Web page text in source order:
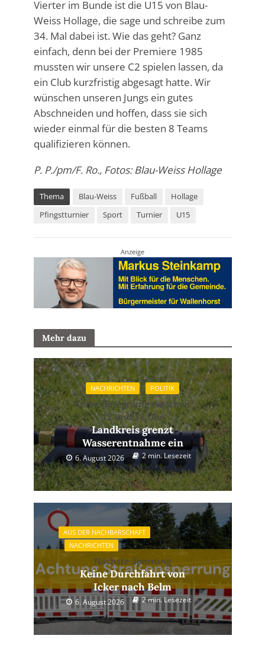
Vierter im Bunde ist die U15 von Blau-
Weiss Hollage, die sage und schreibe zum
34. Mal dabei ist. Wie das geht? Ganz
einfach, denn bei der Premiere 1985
mussten wir unsere C2 spielen lassen, da
ein Club kurzfristig abgesagt hatte. Wir
wünschen unseren Jungs ein gutes
Abschneiden und hoffen, dass sie sich
wieder einmal für die besten 8 Teams
qualifizieren können.
P. P./pm/F. Ro., Fotos: Blau-Weiss Hollage
Thema Blau-Weiss Fußball
Hollage
Pfingstturnier
Sport Turnier U15
Anzeige
Mehr dazu
NACHRICHTEN POLITIK
Keine Beregnung zwischen
12 und 18 Uhr
Landkreis grenzt
Wasserentnahme ein
6. August 2026 2 min. Lesezeit
AUS DER NACHBARSCHAFT
NACHRICHTEN
Nächste Sperrung
Keine Durchfahrt von
Icker nach Belm
6. August 2026 2 min. Lesezeit